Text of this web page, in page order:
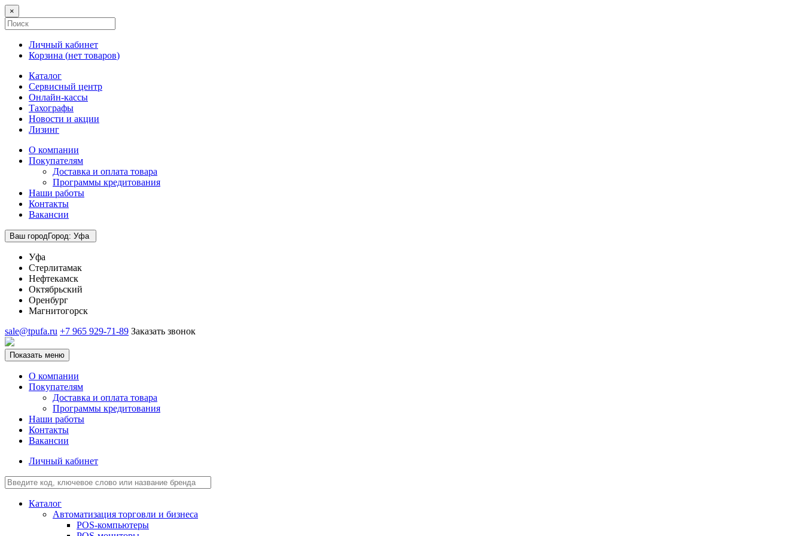
×
Личный кабинет
Корзина (нет товаров)
Каталог
Сервисный центр
Онлайн-кассы
Тахографы
Новости и акции
Лизинг
О компании
Покупателям
Доставка и оплата товара
Программы кредитования
Наши работы
Контакты
Вакансии
Ваш городГород: Уфа
Уфа
Стерлитамак
Нефтекамск
Октябрьский
Оренбург
Магнитогорск
sale@tpufa.ru +7 965 929-71-89 Заказать звонок
Показать меню
О компании
Покупателям
Доставка и оплата товара
Программы кредитования
Наши работы
Контакты
Вакансии
Личный кабинет
Каталог
Автоматизация торговли и бизнеса
POS-компьютеры